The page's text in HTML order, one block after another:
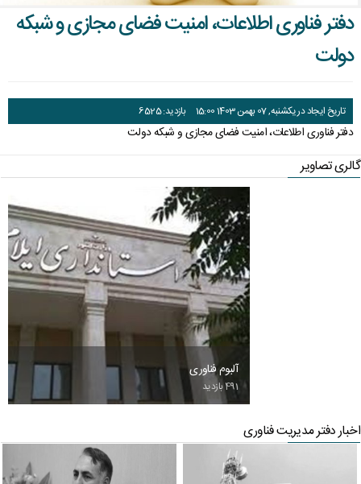
دفتر فناوری اطلاعات، امنیت فضای مجازی و شبکه
دولت
تاریخ ایجاد در یکشنبه, 07 بهمن 1403 15:00 بازدید: 6525
دفتر فناوری اطلاعات، امنیت فضای مجازی و شبکه دولت
گالری تصاویر
آلبوم فناوری
491 بازدید
اخبار دفتر مدیریت فناوری
راهنمای فعالان اقتصادی
قانون برنامه هفتم توسعه
قوانین عادی
بخشنامه ها
اسناد بالادستی